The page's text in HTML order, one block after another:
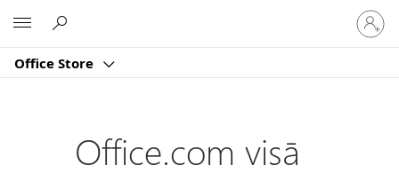
Office Store
savā
kontā
Office.com visā